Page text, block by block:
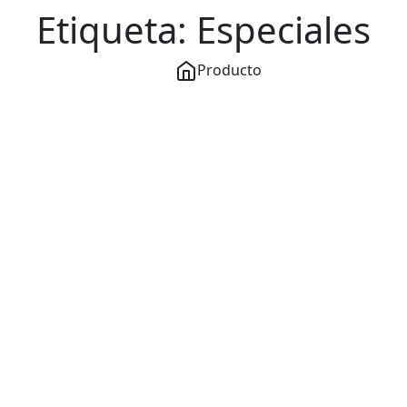
Etiqueta: Especiales
Producto